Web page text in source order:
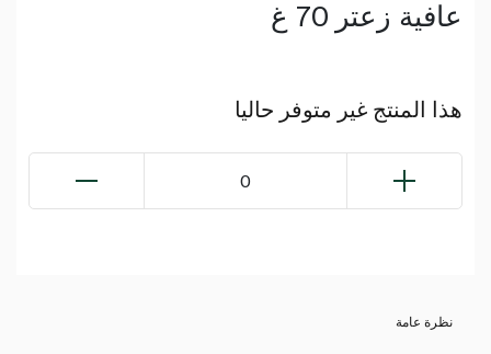
عافية زعتر 70 غ
هذا المنتج غير متوفر حاليا
0
نظرة عامة